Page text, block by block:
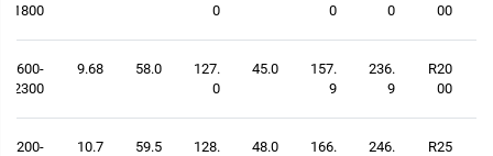
00
0
0
0
1800
R20
00
236.
9
157.
9
45.0
127.
0
58.0
9.68
1600-
2300
R25
246.
166.
48.0
128.
59.5
10.7
2200-